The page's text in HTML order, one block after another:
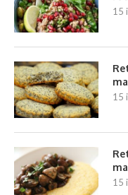
15
15
15